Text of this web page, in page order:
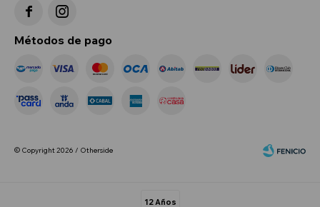
12 Años
 
Métodos de pago
© Copyright 2026 / Otherside